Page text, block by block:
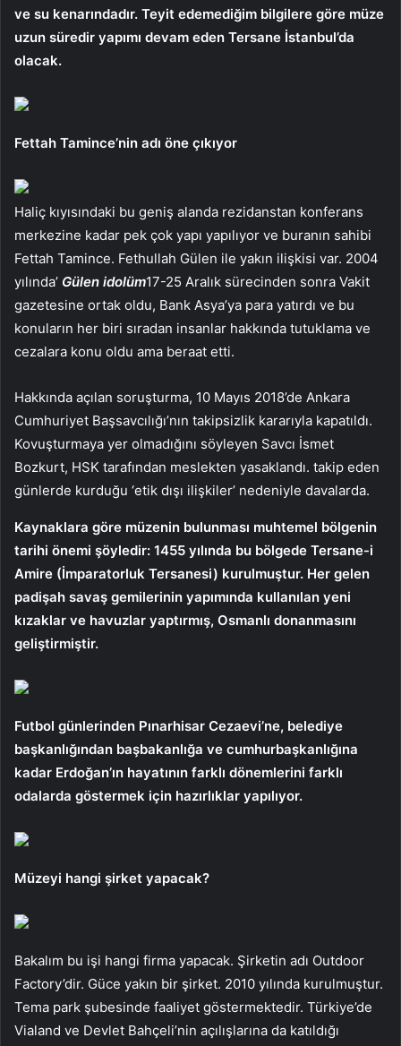
ve su kenarındadır. Teyit edemediğim bilgilere göre müze
uzun süredir yapımı devam eden Tersane İstanbul’da
olacak.
Fettah Tamince’nin adı öne çıkıyor
Haliç kıyısındaki bu geniş alanda rezidanstan konferans
merkezine kadar pek çok yapı yapılıyor ve buranın sahibi
Fettah Tamince. Fethullah Gülen ile yakın ilişkisi var. 2004
yılında’ Gülen idolüm17-25 Aralık sürecinden sonra Vakit
gazetesine ortak oldu, Bank Asya’ya para yatırdı ve bu
konuların her biri sıradan insanlar hakkında tutuklama ve
cezalara konu oldu ama beraat etti.
Hakkında açılan soruşturma, 10 Mayıs 2018’de Ankara
Cumhuriyet Başsavcılığı’nın takipsizlik kararıyla kapatıldı.
Kovuşturmaya yer olmadığını söyleyen Savcı İsmet
Bozkurt, HSK tarafından meslekten yasaklandı. takip eden
günlerde kurduğu ‘etik dışı ilişkiler’ nedeniyle davalarda.
Kaynaklara göre müzenin bulunması muhtemel bölgenin
tarihi önemi şöyledir: 1455 yılında bu bölgede Tersane-i
Amire (İmparatorluk Tersanesi) kurulmuştur. Her gelen
padişah savaş gemilerinin yapımında kullanılan yeni
kızaklar ve havuzlar yaptırmış, Osmanlı donanmasını
geliştirmiştir.
Futbol günlerinden Pınarhisar Cezaevi’ne, belediye
başkanlığından başbakanlığa ve cumhurbaşkanlığına
kadar Erdoğan’ın hayatının farklı dönemlerini farklı
odalarda göstermek için hazırlıklar yapılıyor.
Müzeyi hangi şirket yapacak?
Bakalım bu işi hangi firma yapacak. Şirketin adı Outdoor
Factory’dir. Güce yakın bir şirket. 2010 yılında kurulmuştur.
Tema park şubesinde faaliyet göstermektedir. Türkiye’de
Vialand ve Devlet Bahçeli’nin açılışlarına da katıldığı